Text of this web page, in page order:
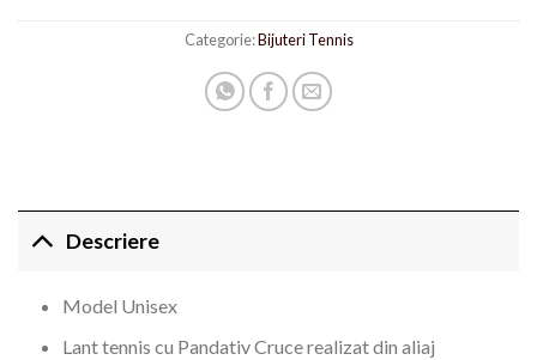
Categorie:Bijuteri Tennis
Descriere
Model Unisex
Lant tennis cu Pandativ Cruce realizat din aliaj